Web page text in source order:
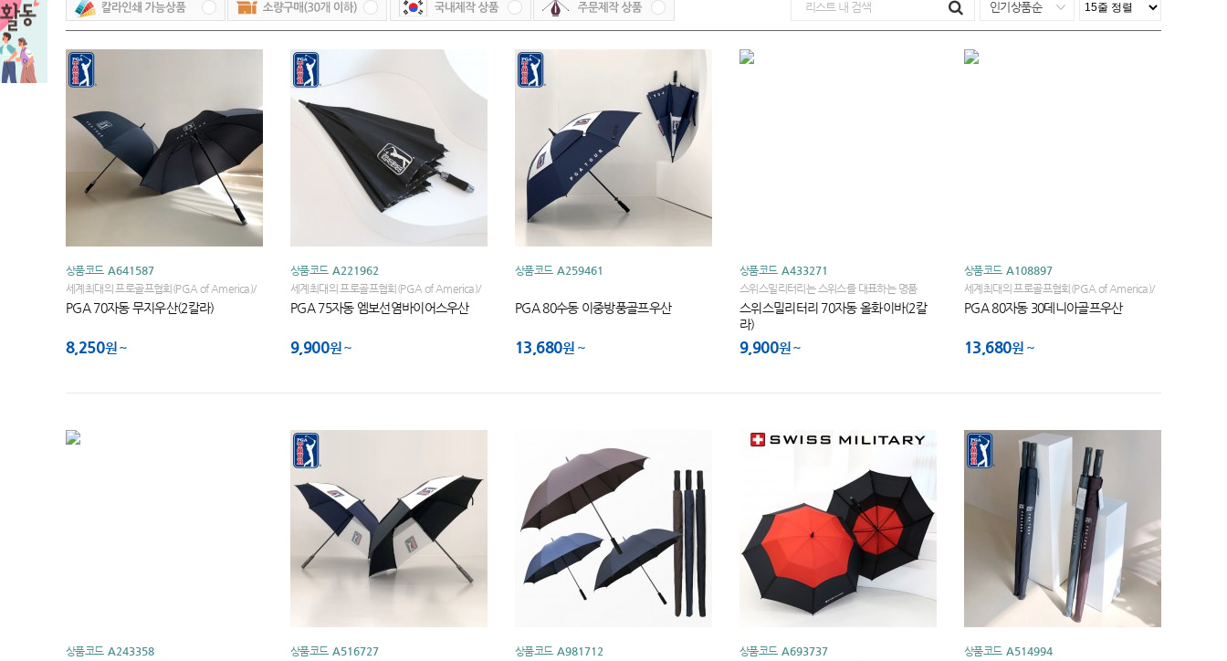
인기상품순
상품코드 A641587
세계최대의 프로골프협회(PGA of America)/
세계골프대회 브랜드 PGA TOUR
PGA 70자동 무지우산(2칼라)
8,250원
상품코드 A221962
세계최대의 프로골프협회(PGA of America)/
세계골프대회 브랜드 PGA TOUR
PGA 75자동 엠보선염바이어스우산
9,900원
상품코드 A259461
PGA 80수동 이중방풍골프우산
13,680원
상품코드 A433271
스위스밀리터리는 스위스를 대표하는 명품
BOGLIE 가의 세계적인 브랜드입니다
스위스밀리터리 70자동 올화이바(2칼
라)
9,900원
상품코드 A108897
세계최대의 프로골프협회(PGA of America)/
세계골프대회 브랜드 PGA TOUR
PGA 80자동 30데니아골프우산
13,680원
상품코드 A243358
상품코드 A516727
상품코드 A981712 상품코드 A693737
상품코드 A514994